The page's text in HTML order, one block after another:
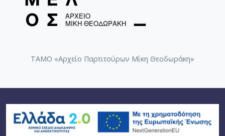
ΤΑΜΟ «Αρχείο Παρτιτούρων Μίκη Θεοδωράκη»